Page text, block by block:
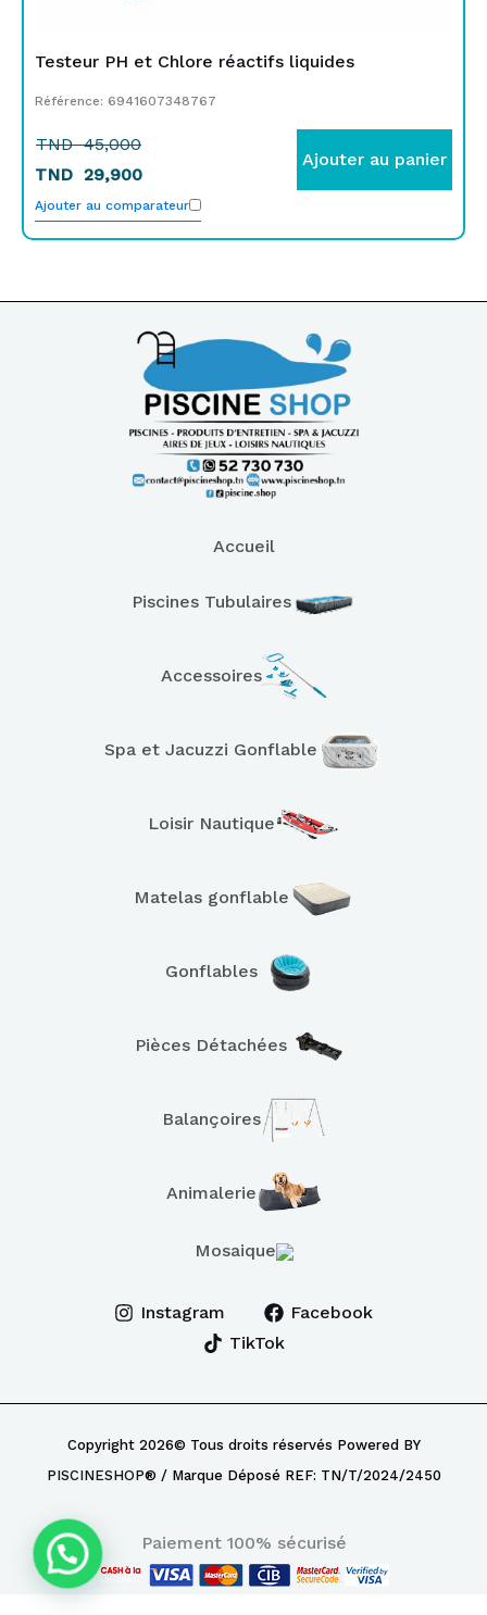
Testeur PH et Chlore réactifs liquides
Référence: 6941607348767
TND45,000
TND 29,900
Ajouter au panier
Ajouter au comparateur
Accueil
Piscines Tubulaires
Accessoires
Spa et Jacuzzi Gonflable
Loisir Nautique
Matelas gonflable
Gonflables
Pièces Détachées
Balançoires
Animalerie
Mosaique
Instagram
Facebook
TikTok
Copyright 2026© Tous droits réservés Powered BY
PISCINESHOP® / Marque Déposé REF: TN/T/2024/2450
Paiement 100% sécurisé